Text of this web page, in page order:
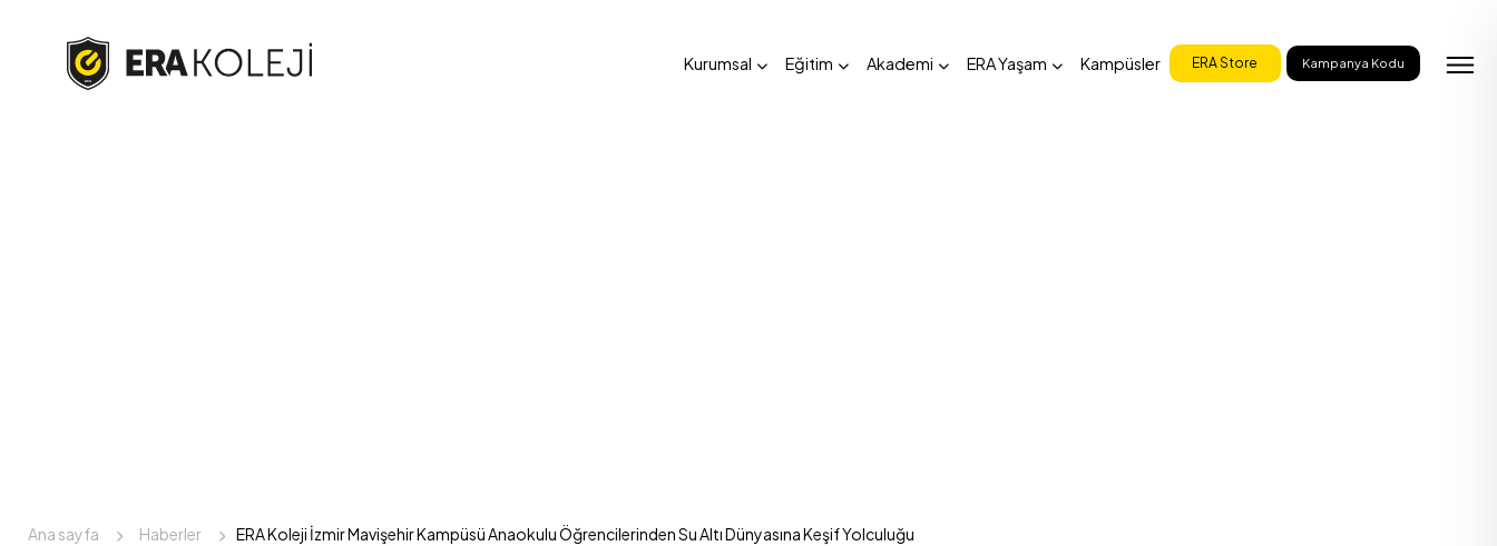
Kurumsal Eğitim Akademi ERA Yaşam Kampüsler ERA Store Kampanya Kodu
Ana sayfa Haberler ERA Koleji İzmir Mavişehir Kampüsü Anaokulu Öğrencilerinden Su Altı Dünyasına Keşif Yolculuğu